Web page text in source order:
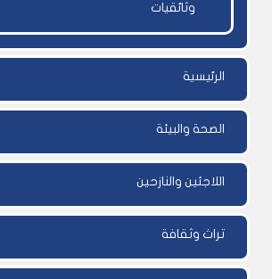
وثائقيات
الرئيسية
الصحة والبيئة
اللاجئين والنازحين
تراث وثقافة